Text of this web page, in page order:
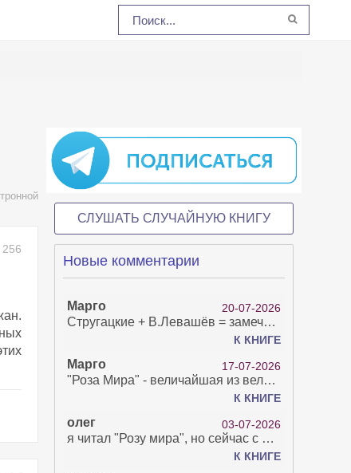
256
СЛУШАТЬ СЛУЧАЙНУЮ КНИГУ
Новые комментарии
Марго 20-07-2026
Стругацкие + В.Левашёв = замечательно!
К КНИГЕ
Марго 17-07-2026
"Роза Мира" - величайшая из великих Книг - она отвечает на все вопросы, прочитать её нелегко...
К КНИГЕ
олег 03-07-2026
я читал "Розу мира", но сейчас с возрастом зрение рухнуло. Но хочется ещё почитать. Просто захватывает. Хорошо, что есть А КНИГА. Спасибо за вашу работу.
К КНИГЕ